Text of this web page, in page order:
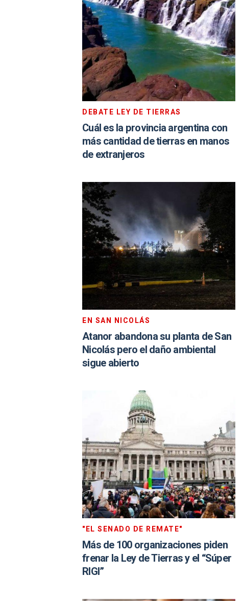
DEBATE LEY DE TIERRAS
Cuál es la provincia argentina con
más cantidad de tierras en manos
de extranjeros
EN SAN NICOLÁS
Atanor abandona su planta de San
Nicolás pero el daño ambiental
sigue abierto
"EL SENADO DE REMATE"
Más de 100 organizaciones piden
frenar la Ley de Tierras y el “Súper
RIGI”